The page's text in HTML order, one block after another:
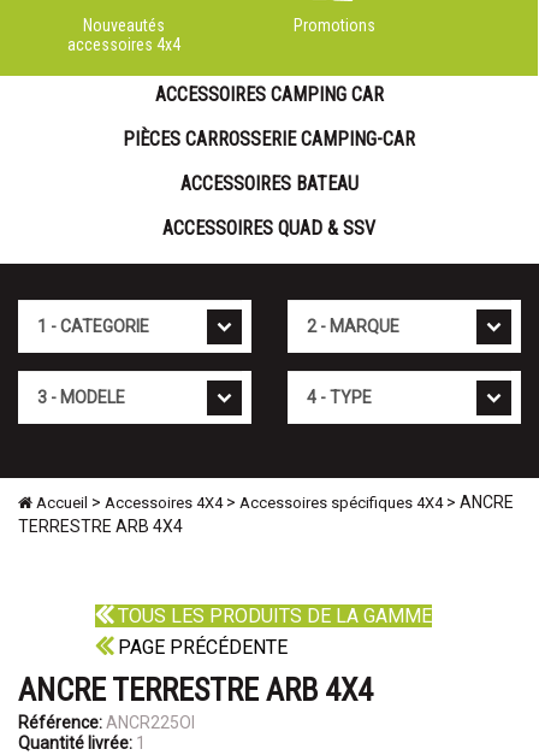
Nouveautés
accessoires 4x4
Promotions
ACCESSOIRES CAMPING CAR
PIÈCES CARROSSERIE CAMPING-CAR
ACCESSOIRES BATEAU
ACCESSOIRES QUAD & SSV
Accueil > Accessoires 4X4> Accessoires spécifiques 4X4> ANCRE
TERRESTRE ARB 4X4
TOUS LES PRODUITS DE LA GAMME
PAGE PRÉCÉDENTE
ANCRE TERRESTRE ARB 4X4
Référence: ANCR225OI
Quantité livrée: 1